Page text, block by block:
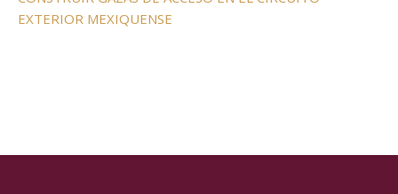
EXTERIOR MEXIQUENSE